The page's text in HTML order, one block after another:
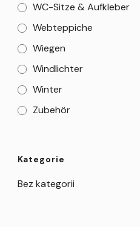
WC-Sitze & Aufkleber
Webteppiche
Wiegen
Windlichter
Winter
Zubehör
Kategorie
Bez kategorii